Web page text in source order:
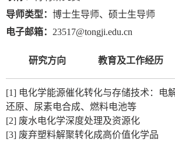
导师类型： 博士生导师、硕士生导师
电子邮箱： 23517@tongji.edu.cn
研究方向 教育及工作经历
[1] 电化学能源催化转化与存储技术：电
还原、尿素电合成、燃料电池等
[2] 废水电化学深度处理及资源化
[3] 废弃塑料解聚转化成高价值化学品